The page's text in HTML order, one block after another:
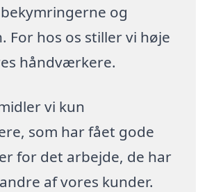
og
For hos os stiller vi høje
håndværkere.
vi kun
som har fået gode
for det arbejde, de har
af vores kunder.